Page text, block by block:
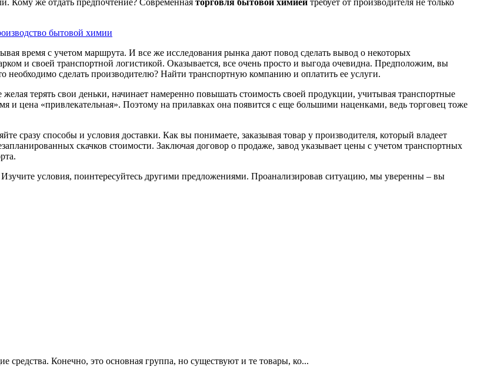
бытовой химии
время с учетом маршрута. И все же исследования рынка дают повод сделать вывод о некоторых
и своей транспортной логистикой. Оказывается, все очень просто и выгода очевидна. Предположим, вы
необходимо сделать производителю? Найти транспортную компанию и оплатить ее услуги.
желая терять свои деньки, начинает намеренно повышать стоимость своей продукции, учитывая транспортные
и цена «привлекательная». Поэтому на прилавках она появится с еще большими наценками, ведь торговец тоже
сразу способы и условия доставки. Как вы понимаете, заказывая товар у производителя, который владеет
скачков стоимости. Заключая договор о продаже, завод указывает цены с учетом транспортных
Изучите условия, поинтересуйтесь другими предложениями. Проанализировав ситуацию, мы уверенны – вы
Конечно, это основная группа, но существуют и те товары, ко...